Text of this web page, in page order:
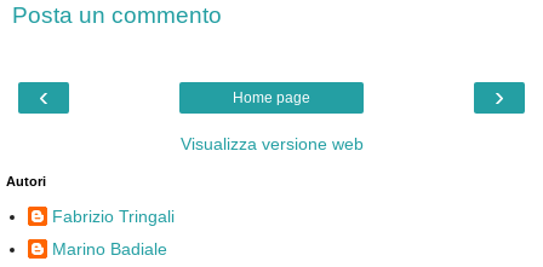
Posta un commento
‹ ›
Home page
Visualizza versione web
Autori
Fabrizio Tringali
Marino Badiale